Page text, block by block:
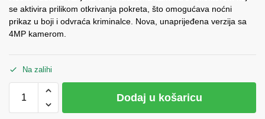
se aktivira prilikom otkrivanja pokreta, što omogućava noćni
prikaz u boji i odvraća kriminalce. Nova, unaprijeđena verzija sa
4MP kamerom.
Na zalihi
Dodaj u košaricu